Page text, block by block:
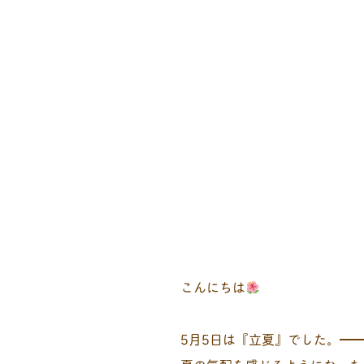
こんにちは
5月5日は『立夏』でした。